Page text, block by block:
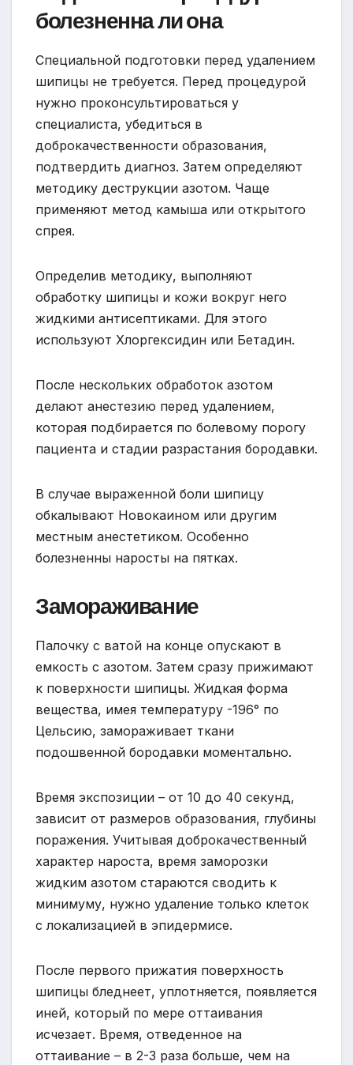
болезненна ли она
Специальной подготовки перед удалением
шипицы не требуется. Перед процедурой
нужно проконсультироваться у
специалиста, убедиться в
доброкачественности образования,
подтвердить диагноз. Затем определяют
методику деструкции азотом. Чаще
применяют метод камыша или открытого
спрея.
Определив методику, выполняют
обработку шипицы и кожи вокруг него
жидкими антисептиками. Для этого
используют Хлоргексидин или Бетадин.
После нескольких обработок азотом
делают анестезию перед удалением,
которая подбирается по болевому порогу
пациента и стадии разрастания бородавки.
В случае выраженной боли шипицу
обкалывают Новокаином или другим
местным анестетиком. Особенно
болезненны наросты на пятках.
Замораживание
Палочку с ватой на конце опускают в
емкость с азотом. Затем сразу прижимают
к поверхности шипицы. Жидкая форма
вещества, имея температуру -196° по
Цельсию, замораживает ткани
подошвенной бородавки моментально.
Время экспозиции – от 10 до 40 секунд,
зависит от размеров образования, глубины
поражения. Учитывая доброкачественный
характер нароста, время заморозки
жидким азотом стараются сводить к
минимуму, нужно удаление только клеток
с локализацией в эпидермисе.
После первого прижатия поверхность
шипицы бледнеет, уплотняется, появляется
иней, который по мере оттаивания
исчезает. Время, отведенное на
оттаивание – в 2-3 раза больше, чем на